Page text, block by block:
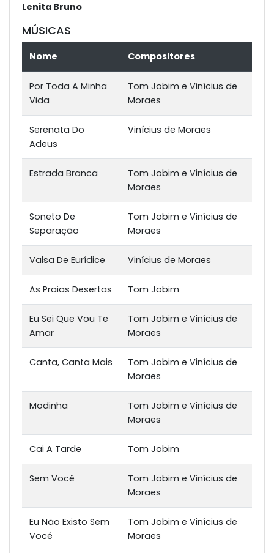
Lenita Bruno
MÚSICAS
Nome Compositores
Por Toda A Minha
Vida
Tom Jobim e Vinícius de
Moraes
Serenata Do
Adeus
Vinícius de Moraes
Estrada Branca
Tom Jobim e Vinícius de
Moraes
Soneto De
Separação
Tom Jobim e Vinícius de
Moraes
Valsa De Eurídice Vinícius de Moraes
As Praias Desertas Tom Jobim
Eu Sei Que Vou Te
Amar
Tom Jobim e Vinícius de
Moraes
Canta, Canta Mais
Tom Jobim e Vinícius de
Moraes
Modinha
Tom Jobim e Vinícius de
Moraes
Cai A Tarde Tom Jobim
Sem Você
Tom Jobim e Vinícius de
Moraes
Eu Não Existo Sem
Você
Tom Jobim e Vinícius de
Moraes